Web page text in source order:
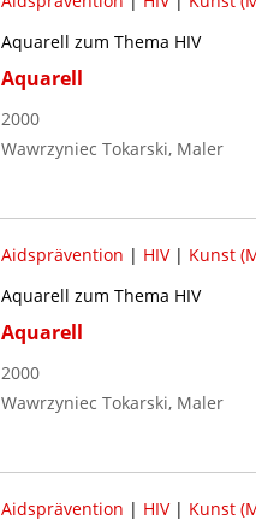
Aquarell zum Thema HIV
Aquarell
2000
Wawrzyniec Tokarski, Maler
Aidsprävention | HIV| Kunst
Aquarell zum Thema HIV
Aquarell
2000
Wawrzyniec Tokarski, Maler
Aidsprävention | HIV| Kunst